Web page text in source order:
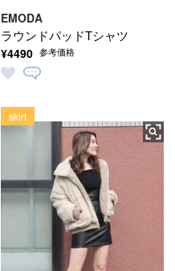
ラウンドパッドTシャツ
EMODA
¥4490 参考価格
skirt